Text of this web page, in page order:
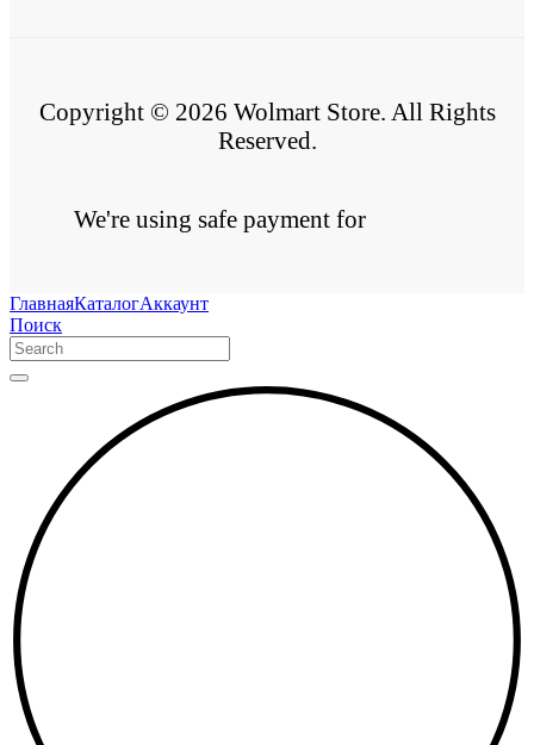
Copyright © 2026 Wolmart Store. All Rights
Reserved.
We're using safe payment for
ГлавнаяКаталогАккаунт
Поиск